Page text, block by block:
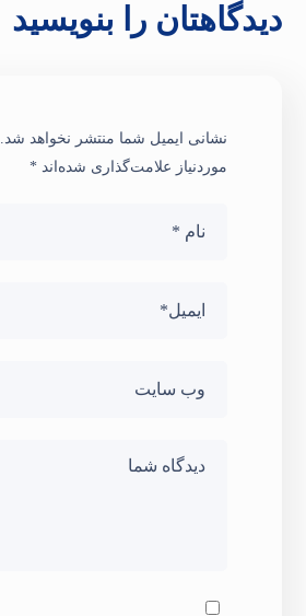
دیدگاهتان را بنویسید
نشانی ایمیل شما منتشر نخواهد شد.
موردنیاز علامت‌گذاری شده‌اند*